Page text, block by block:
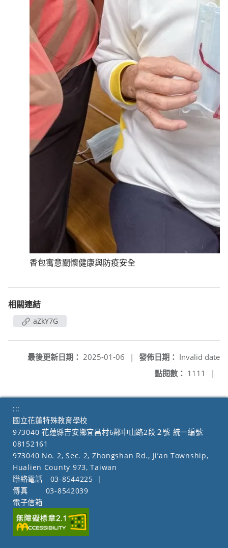
香包寓意關懷健康與防疫安全
相關連結
aZkY7G
發佈日期： Invalid date
最後更新日期： 2025-01-06
|
點閱數： 1111 |
:::
國立花蓮特殊教育學校
973040 花蓮縣吉安鄉宜昌村6鄰中山路2段２號 統一編號
08152161
973040 No. 2, Sec. 2, Zhongshan Rd., Ji’an Township,
Hualien County 973, Taiwan
聯絡電話
03-8544225
|
傳真
03-8542039
電子信箱